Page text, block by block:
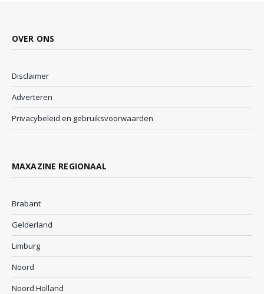
OVER ONS
Disclaimer
Adverteren
Privacybeleid en gebruiksvoorwaarden
MAXAZINE REGIONAAL
Brabant
Gelderland
Limburg
Noord
Noord Holland